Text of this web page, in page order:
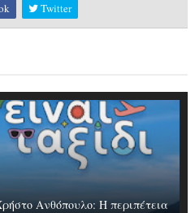
Twitter
Ανθόπουλο: Η περιπέτεια